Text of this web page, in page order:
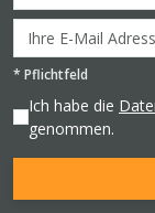
* Pflichtfeld
Ich habe die
genommen.